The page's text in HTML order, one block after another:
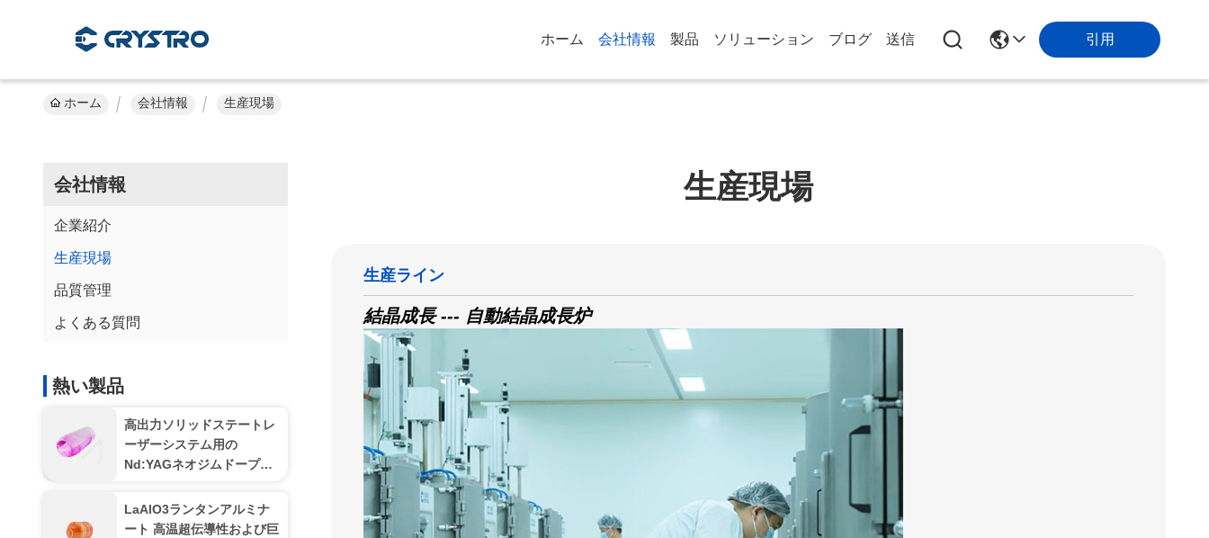
ホーム 会社情報 製品 ソリューション ブログ 送信 引用
ホーム 会社情報 生産現場
会社情報
企業紹介
生産現場
品質管理
よくある質問
熱い製品
高出力ソリッドステートレ
ーザーシステム用の
Nd:YAGネオジムドープ
LaAlO3ランタンアルミナ
ート 高温超伝導性および巨
生産現場
生産ライン
結晶成長 --- 自動結晶成長炉